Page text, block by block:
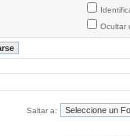
Ocultar
Saltar a: